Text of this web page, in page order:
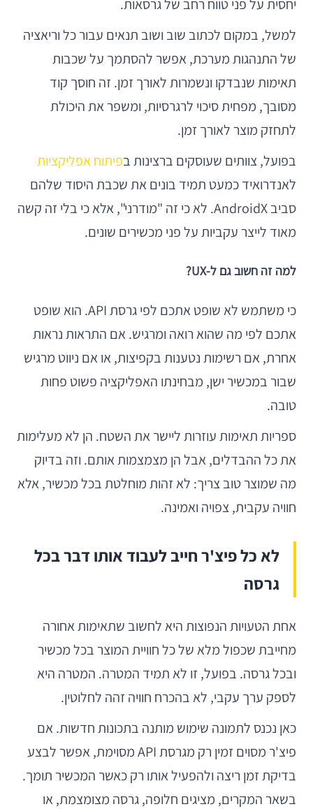
יחסית על פני טווח רחב של גרסאות.
למשל, במקום לכתוב שוב ושוב תנאים עבור כל וריאציה
של התנהגות מערכת, אפשר להסתמך על שכבות
תאימות שנבדקו ונשמרות לאורך זמן. זה חוסך קוד
מסובך, מפחית סיכוי לרגרסיות, ומשפר את היכולת
לתחזק מוצר לאורך זמן.
בפועל, צוותים שעוסקים ברצינות בפיתוח אפליקציות
לאנדרואיד כמעט תמיד בונים את שכבת היסוד שלהם
סביב AndroidX. לא כי זה "מודרני", אלא כי בלי זה קשה
מאוד לייצר עקביות על פני מכשירים שונים.
למה זה חשוב גם ל-UX?
כי משתמש לא שופט אתכם לפי גרסת API. הוא שופט
אתכם לפי מה שהוא רואה ומרגיש. אם התראות נראות
אחרת, אם רשימות נטענות בקפיצות, או אם ניווט מרגיש
שבור במכשיר ישן, מבחינתו האפליקציה פשוט פחות
טובה.
ספריות תאימות עוזרות ליישר את השטח. הן לא מעלימות
את כל ההבדלים, אבל הן מצמצמות אותם. וזה בדיוק
מה שמוצר טוב צריך: לא זהות מוחלטת בכל מכשיר, אלא
חוויה עקבית, צפויה ואמינה.
לא כל פיצ'ר חייב לעבוד אותו דבר בכל
גרסה
אחת הטעויות הנפוצות היא לחשוב שתאימות אחורה
מחייבת שכפול מלא של כל חוויית המוצר בכל מכשיר
ובכל גרסה. בפועל, זו לא תמיד המטרה. המטרה היא
לספק ערך עקבי, לא בהכרח חוויה זהה לחלוטין.
כאן נכנס לתמונה שימוש מותנה בתכונות חדשות. אם
פיצ'ר מסוים זמין רק מגרסת API מסוימת, אפשר לבצע
בדיקת זמן ריצה ולהפעיל אותו רק כאשר המכשיר תומך.
בשאר המקרים, מציגים חלופה, גרסה מצומצמת, או